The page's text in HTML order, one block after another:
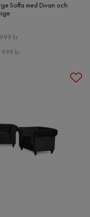
Soffa med Divan och
kr
999 kr